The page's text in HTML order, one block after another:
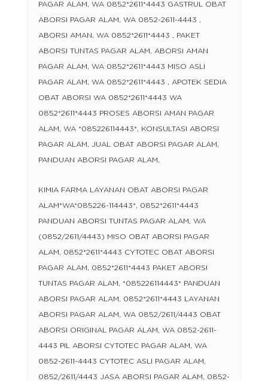
PAGAR ALAM, WA 0852*2611*4443 GASTRUL OBAT
ABORSI PAGAR ALAM, WA 0852-2611-4443 ,
ABORSI AMAN, WA 0852*2611*4443 , PAKET
ABORSI TUNTAS PAGAR ALAM, ABORSI AMAN
PAGAR ALAM, WA 0852*2611*4443 MISO ASLI
PAGAR ALAM, WA 0852*2611*4443 , APOTEK SEDIA
OBAT ABORSI WA 0852*2611*4443 WA
0852*2611*4443 PROSES ABORSI AMAN PAGAR
ALAM, WA *085226114443*, KONSULTASI ABORSI
PAGAR ALAM, JUAL OBAT ABORSI PAGAR ALAM,
PANDUAN ABORSI PAGAR ALAM,
KIMIA FARMA LAYANAN OBAT ABORSI PAGAR
ALAM*WA*085226-114443*, 0852*2611*4443
PANDUAN ABORSI TUNTAS PAGAR ALAM, WA
(0852/2611/4443) MISO OBAT ABORSI PAGAR
ALAM, 0852*2611*4443 CYTOTEC OBAT ABORSI
PAGAR ALAM, 0852*2611*4443 PAKET ABORSI
TUNTAS PAGAR ALAM, *085226114443* PANDUAN
ABORSI PAGAR ALAM, 0852*2611*4443 LAYANAN
ABORSI PAGAR ALAM, WA 0852/2611/4443 OBAT
ABORSI ORIGINAL PAGAR ALAM, WA 0852-2611-
4443 PIL ABORSI CYTOTEC PAGAR ALAM, WA
0852-2611-4443 CYTOTEC ASLI PAGAR ALAM,
0852/2611/4443 JASA ABORSI PAGAR ALAM, 0852-